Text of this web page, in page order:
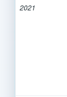
2021